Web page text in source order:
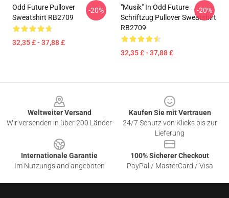
Odd Future Pullover
Sweatshirt RB2709
32,35 £ - 37,88 £
-20%
"Musik" In Odd Future
Schriftzug Pullover Sweatshirt
RB2709
32,35 £ - 37,88 £
-20%
Weltweiter Versand
Wir versenden in über 200 Länder
Kaufen Sie mit Vertrauen
24/7 Schutz von Klicks bis zur
Lieferung
Internationale Garantie
Im Nutzungsland angeboten
100% Sicherer Checkout
PayPal / MasterCard / Visa